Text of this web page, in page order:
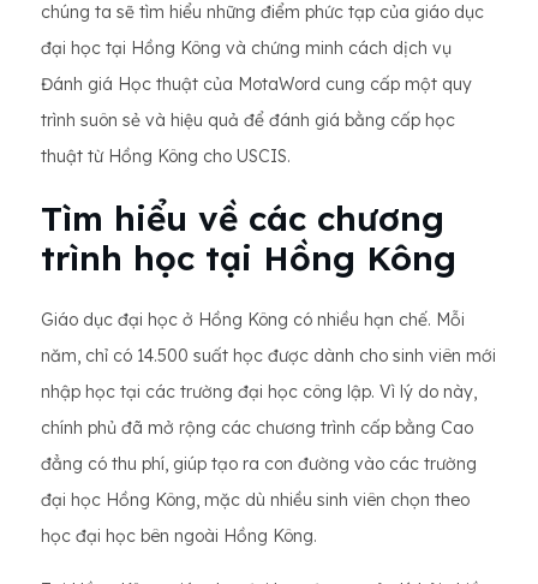
chúng ta sẽ tìm hiểu những điểm phức tạp của giáo dục
đại học tại Hồng Kông và chứng minh cách dịch vụ
Đánh giá Học thuật của MotaWord cung cấp một quy
trình suôn sẻ và hiệu quả để đánh giá bằng cấp học
thuật từ Hồng Kông cho USCIS.
Tìm hiểu về các chương
trình học tại Hồng Kông
Giáo dục đại học ở Hồng Kông có nhiều hạn chế. Mỗi
năm, chỉ có 14.500 suất học được dành cho sinh viên mới
nhập học tại các trường đại học công lập. Vì lý do này,
chính phủ đã mở rộng các chương trình cấp bằng Cao
đẳng có thu phí, giúp tạo ra con đường vào các trường
đại học Hồng Kông, mặc dù nhiều sinh viên chọn theo
học đại học bên ngoài Hồng Kông.